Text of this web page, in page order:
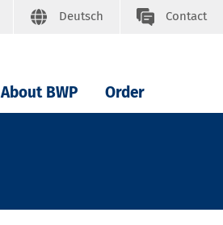
Deutsch Contact
About BWP Order